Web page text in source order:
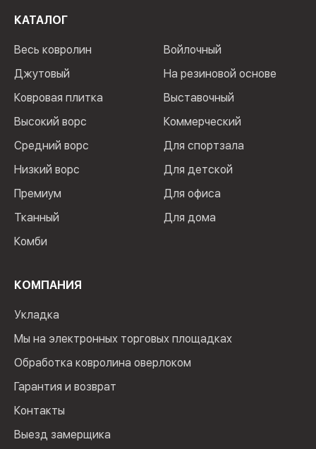
КАТАЛОГ
Весь ковролин
Джутовый
Ковровая плитка
Высокий ворс
Средний ворс
Низкий ворс
Премиум
Тканный
Комби
Войлочный
На резиновой основе
Выставочный
Коммерческий
Для спортзала
Для детской
Для офиса
Для дома
КОМПАНИЯ
Укладка
Мы на электронных торговых площадках
Обработка ковролина оверлоком
Гарантия и возврат
Контакты
Выезд замерщика